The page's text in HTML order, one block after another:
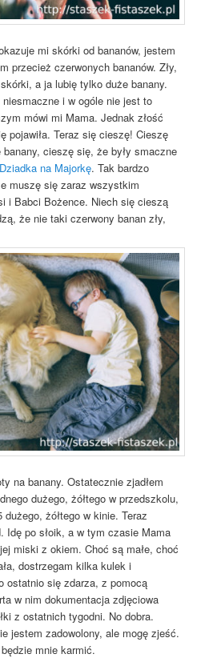
mi skórki od bananów, jestem
przecież czerwonych bananów. Zły,
a ja lubię tylko duże banany.
niesmaczne i w ogóle nie jest to
mówi mi Mama. Jednak złość
pojawiła. Teraz się cieszę! Cieszę
banany, cieszę się, że były smaczne
na Majorkę. Tak bardzo
muszę się zaraz wszystkim
i Babci Bożence. Niech się cieszą
że nie taki czerwony banan zły,
na banany. Ostatecznie zjadłem
dużego, żółtego w przedszkolu,
żółtego w kinie. Teraz
Idę po słoik, a w tym czasie Mama
miski z okiem. Choć są małe, choć
dostrzegam kilka kulek i
ostatnio się zdarza, z pomocą
w nim dokumentacja zdjęciowa
z ostatnich tygodni. No dobra.
jestem zadowolony, ale mogę zjeść.
mnie karmić.